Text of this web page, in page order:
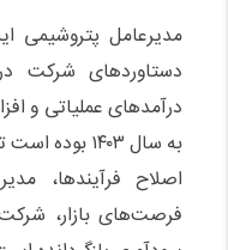
مدیرعامل پتروشیمی
به سال ۱۴۰۳
اصلاح فرآیندها،
فرصت‌های بازار،